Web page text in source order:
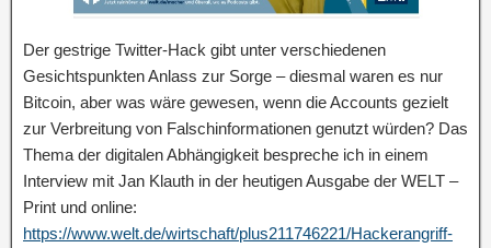
Der gestrige Twitter-Hack gibt unter verschiedenen
Gesichtspunkten Anlass zur Sorge – diesmal waren es nur
Bitcoin, aber was wäre gewesen, wenn die Accounts gezielt
zur Verbreitung von Falschinformationen genutzt würden? Das
Thema der digitalen Abhängigkeit bespreche ich in einem
Interview mit Jan Klauth in der heutigen Ausgabe der WELT –
Print und online:
https://www.welt.de/wirtschaft/plus211746221/Hackerangriff-